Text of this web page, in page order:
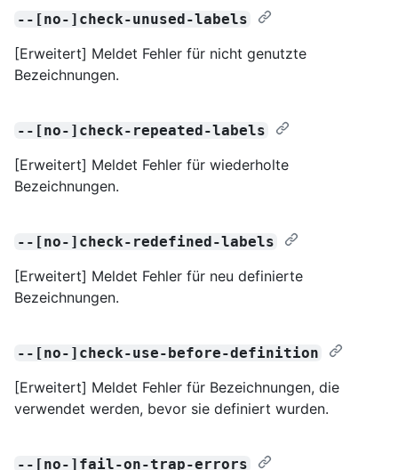
--[no-]check-unused-labels
[Erweitert] Meldet Fehler für nicht genutzte
Bezeichnungen.
--[no-]check-repeated-labels
[Erweitert] Meldet Fehler für wiederholte
Bezeichnungen.
--[no-]check-redefined-labels
[Erweitert] Meldet Fehler für neu definierte
Bezeichnungen.
--[no-]check-use-before-definition
[Erweitert] Meldet Fehler für Bezeichnungen, die
verwendet werden, bevor sie definiert wurden.
--[no-]fail-on-trap-errors